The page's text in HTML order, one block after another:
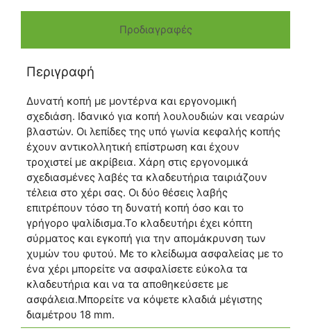
Προδιαγραφές
Περιγραφή
Δυνατή κοπή με μοντέρνα και εργονομική
σχεδιάση. Ιδανικό για κοπή λουλουδιών και νεαρών
βλαστών. Οι λεπίδες της υπό γωνία κεφαλής κοπής
έχουν αντικολλητική επίστρωση και έχουν
τροχιστεί με ακρίβεια. Χάρη στις εργονομικά
σχεδιασμένες λαβές τα κλαδευτήρια ταιριάζουν
τέλεια στο χέρι σας. Οι δύο θέσεις λαβής
επιτρέπουν τόσο τη δυνατή κοπή όσο και το
γρήγορο ψαλίδισμα.Το κλαδευτήρι έχει κόπτη
σύρματος και εγκοπή για την απομάκρυνση των
χυμών του φυτού. Με το κλείδωμα ασφαλείας με το
ένα χέρι μπορείτε να ασφαλίσετε εύκολα τα
κλαδευτήρια και να τα αποθηκεύσετε με
ασφάλεια.Μπορείτε να κόψετε κλαδιά μέγιστης
διαμέτρου 18 mm.